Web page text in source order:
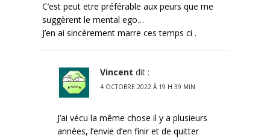
C’est peut etre préférable aux peurs que me
suggèrent le mental ego…
J’en ai sincèrement marre ces temps ci .
Vincent dit :
4 OCTOBRE 2022 À 19 H 39 MIN
J’ai vécu la même chose il y a plusieurs
années, l’envie d’en finir et de quitter